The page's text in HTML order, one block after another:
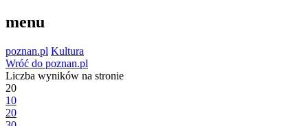
menu
poznan.pl Kultura
Wróć do poznan.pl
Liczba wyników na stronie
20
10
20